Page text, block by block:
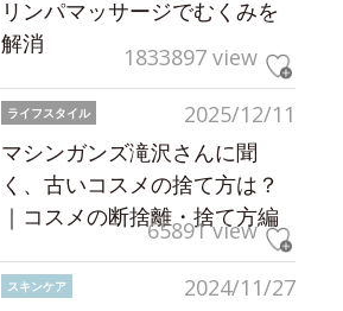
リンパマッサージでむくみを
解消
1833897 view
2025/12/11
ライフスタイル
マシンガンズ滝沢さんに聞
く、古いコスメの捨て方は？
｜コスメの断捨離・捨て方編
65891 view
2024/11/27
スキンケア